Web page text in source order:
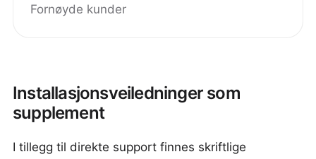
Fornøyde kunder
Installasjonsveiledninger som
supplement
I tillegg til direkte support finnes skriftlige